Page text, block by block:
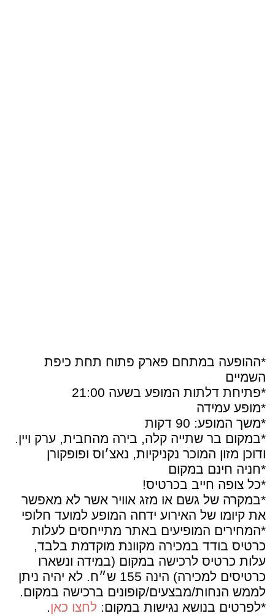
*ההופעה במתחם פארק פתוח תחת כיפת
השמיים
*פתיחת דלתות המופע בשעה 21:00
*מופע עמידה
*משך המופע: 90 דקות
*במקום בר שתייה קלה, בירה מהחבית, ערק ויין.
ודוכן מזון המוכר נקניקיות, נאצ׳וס ופופקורן
*חניה חינם במקום
*כל צופה חייב בכרטיס!
*במקרה של גשם או מזג אוויר אשר לא מאפשר
את קיומו של האירוע ידחה המופע למועד חלופי
*המחירים המופיעים באתר מתייחסים לעלות
כרטיס בודד במכירה מקוונת מוקדמת בלבד,
עלות כרטיס לרכישה במקום (במידה ונשארו
כרטיסים למכירה) הינה 155 ש״ח. לא יהיה ניתן
לממש הנחות/מבצעים/קופונים ברכישה במקום.
*לפרטים בנושא נגישות במקום: לחצו כאן.